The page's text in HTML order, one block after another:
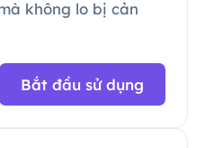
không lo bị cản
Bắt đầu sử dụng